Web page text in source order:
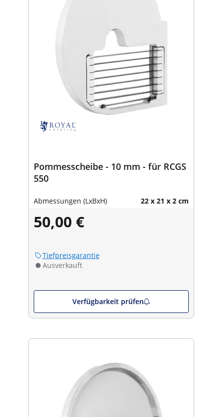
Pommesscheibe - 10 mm - für RCGS
550
Abmessungen (LxBxH) 22 x 21 x 2 cm
50,00 €
Tiefpreisgarantie
Ausverkauft
Verfügbarkeit prüfen